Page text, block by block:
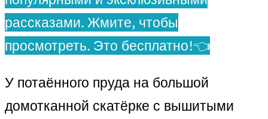
рассказами. Жмите, чтобы
просмотреть. Это бесплатно!👈
У потаённого пруда на большой
домотканной скатёрке с вышитыми